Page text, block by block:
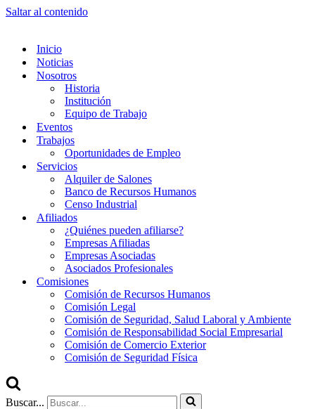
Saltar al contenido
Inicio
Noticias
Nosotros
Historia
Institución
Equipo de Trabajo
Eventos
Trabajos
Oportunidades de Empleo
Servicios
Alquiler de Salones
Banco de Recursos Humanos
Censo Industrial
Afiliados
¿Quiénes pueden afiliarse?
Empresas Afiliadas
Empresas Asociadas
Asociados Profesionales
Comisiones
Comisión de Recursos Humanos
Comisión Legal
Comisión de Seguridad, Salud Laboral y Ambiente
Comisión de Responsabilidad Social Empresarial
Comisión de Comercio Exterior
Comisión de Seguridad Física
Buscar...